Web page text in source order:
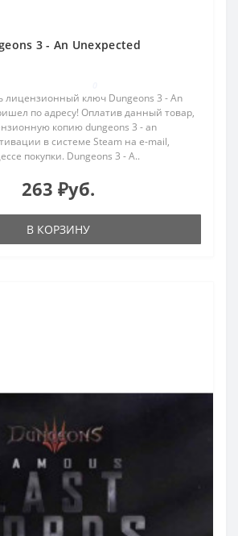
3 - An Unexpected
лицензионный ключ Dungeons 3 - An
по адресу! Оплатив данный товар,
копию dungeons 3 - an
в системе Steam на e-mail,
покупки. Dungeons 3 - A..
263 ₽уб.
В КОРЗИНУ